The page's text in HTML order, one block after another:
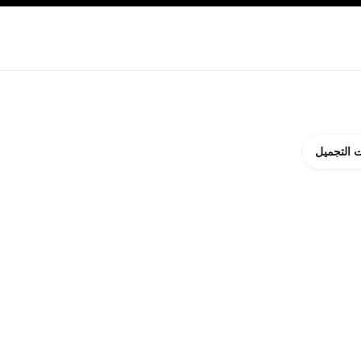
التجميل